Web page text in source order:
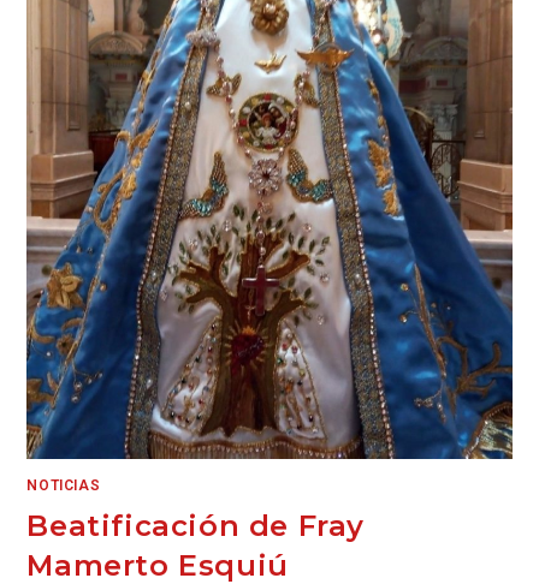
NOTICIAS
Beatificación de Fray
Mamerto Esquiú